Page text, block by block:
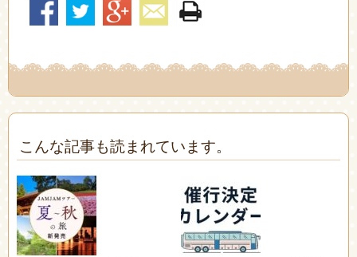
こんな記事も読まれています。